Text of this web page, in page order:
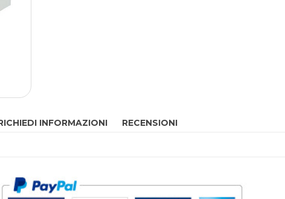
INFORMAZIONI RECENSIONI